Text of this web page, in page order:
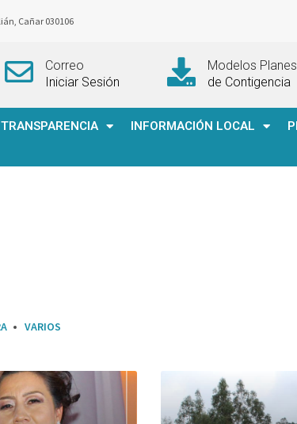
Cañar 030106
Correo
Iniciar Sesión
Modelos Planes
de Contigencia
TRANSPARENCIA INFORMACIÓN LOCAL
VARIOS